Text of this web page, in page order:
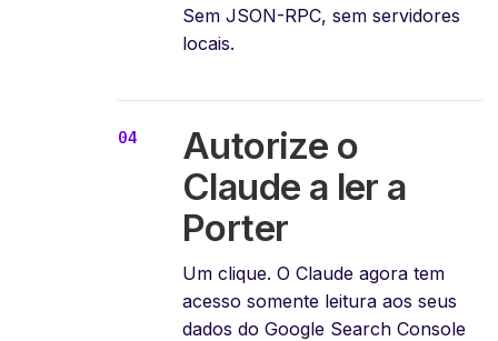
Sem JSON-RPC, sem servidores
locais.
Autorize o
Claude a ler a
Porter
Um clique. O Claude agora tem
acesso somente leitura aos seus
dados do Google Search Console